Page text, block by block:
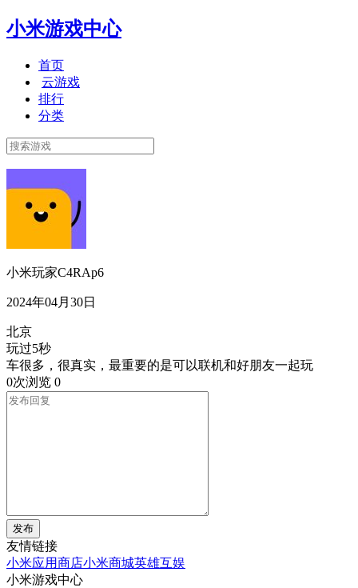
小米游戏中心
首页
云游戏
排行
分类
小米玩家C4RAp6
2024年04月30日
北京
玩过5秒
车很多，很真实，最重要的是可以联机和好朋友一起玩
0次浏览 0
发布
友情链接
小米应用商店小米商城英雄互娱
小米游戏中心